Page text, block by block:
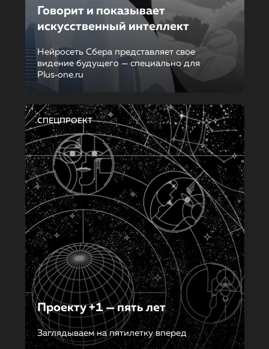
Говорит и показывает
искусственный интеллект
Нейросеть Сбера представляет свое
видение будущего — специально для
Plus‑one.ru
СПЕЦПРОЕКТ
Проекту +1 — пять лет
Заглядываем на пятилетку вперед